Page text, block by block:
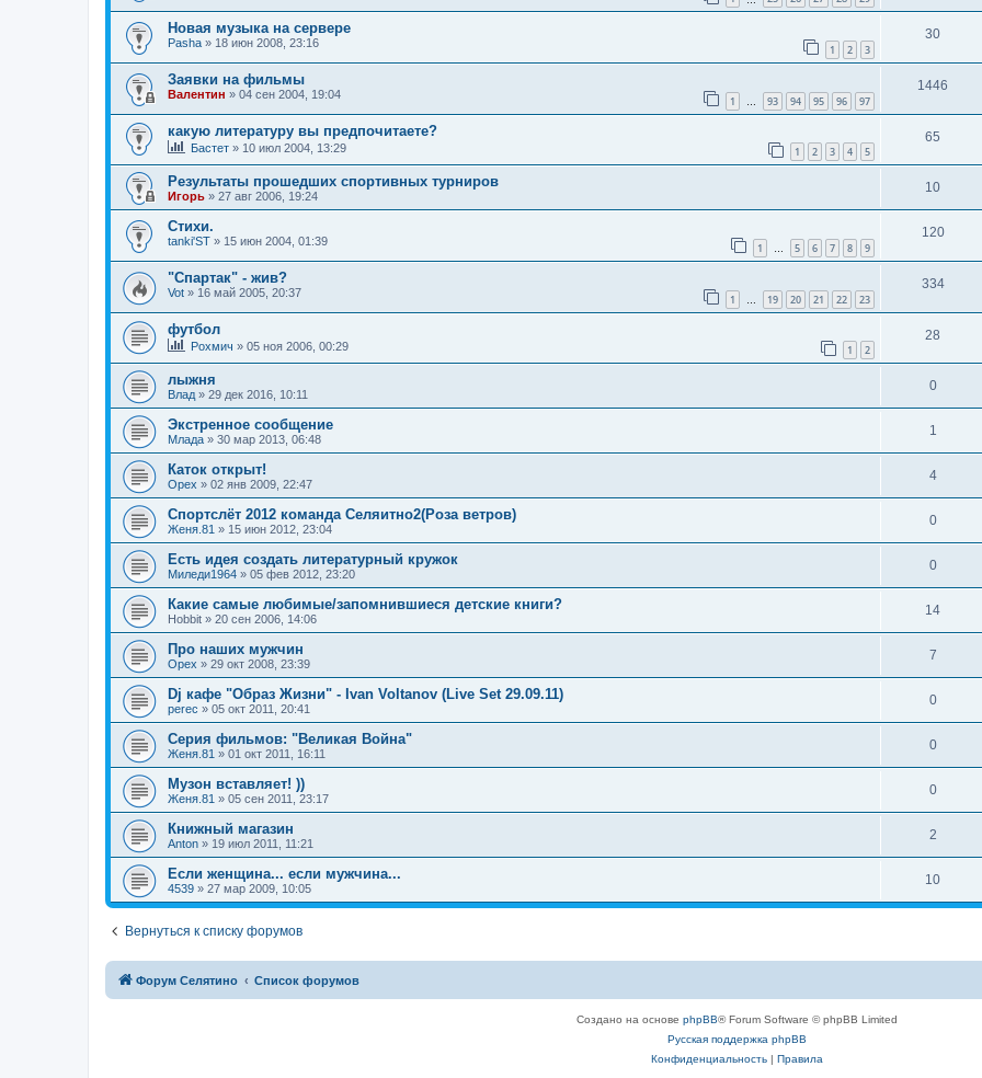
Новая музыка на сервере
Pasha » 18 июн 2008, 23:16 1 2 3
30
Заявки на фильмы
Валентин » 04 сен 2004, 19:04 1 … 93 94 95 96 97
1446
какую литературу вы предпочитаете?
Бастет » 10 июл 2004, 13:29 1 2 3 4 5
65
Результаты прошедших спортивных турниров
Игорь » 27 авг 2006, 19:24
10
Стихи.
tanki'ST » 15 июн 2004, 01:39 1 … 5 6 7 8 9
120
"Спартак" - жив?
Vot » 16 май 2005, 20:37 1 … 19 20 21 22 23
334
футбол
Рохмич » 05 ноя 2006, 00:29 1 2
28
лыжня
Влад » 29 дек 2016, 10:11
0
Экстренное сообщение
Млада » 30 мар 2013, 06:48
1
Каток открыт!
Орех » 02 янв 2009, 22:47
4
Спортслёт 2012 команда Селяитно2(Роза ветров)
Женя.81 » 15 июн 2012, 23:04
0
Есть идея создать литературный кружок
Миледи1964 » 05 фев 2012, 23:20
0
Какие самые любимые/запомнившиеся детские книги?
Hobbit » 20 сен 2006, 14:06
14
Про наших мужчин
Орех » 29 окт 2008, 23:39
7
Dj кафе "Образ Жизни" - Ivan Voltanov (Live Set 29.09.11)
perec » 05 окт 2011, 20:41
0
Серия фильмов: "Великая Война"
Женя.81 » 01 окт 2011, 16:11
0
Музон вставляет! ))
Женя.81 » 05 сен 2011, 23:17
0
Книжный магазин
Anton » 19 июл 2011, 11:21
2
Если женщина... если мужчина...
4539 » 27 мар 2009, 10:05
10
Вернуться к списку форумов
Форум Селятино Список форумов
Создано на основе phpBB® Forum Software © phpBB Limited
Русская поддержка phpBB
Конфиденциальность| Правила